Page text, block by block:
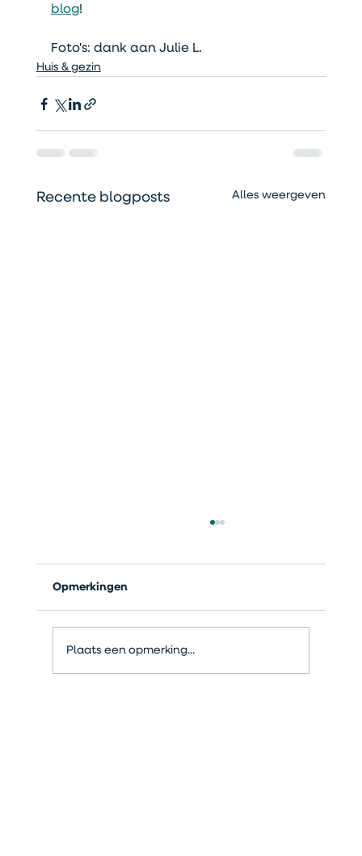
blog!
Foto's: dank aan Julie L.
Huis & gezin
Recente blogposts Alles weergeven
Opmerkingen
Plaats een opmerking...